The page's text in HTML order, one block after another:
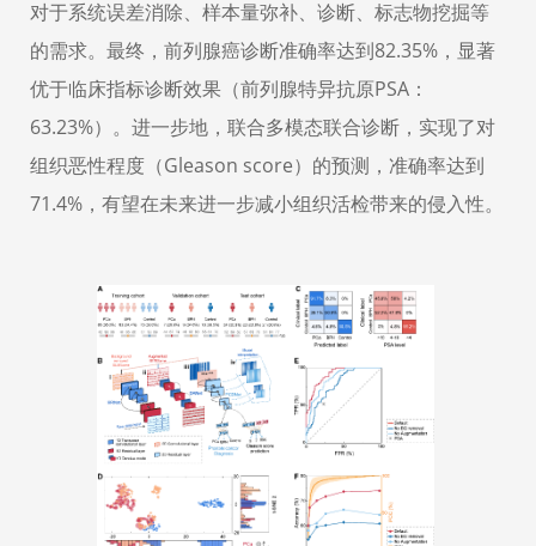
对于系统误差消除、样本量弥补、诊断、标志物挖掘等
的需求。最终，前列腺癌诊断准确率达到82.35% ，显著
优于临床指标诊断效果（前列腺特异抗原PSA ：
63.23%）。进一步地，联合多模态联合诊断，实现了对
组织恶性程度（Gleason score）的预测，准确率达到
71.4% ，有望在未来进一步减小组织活检带来的侵入性。